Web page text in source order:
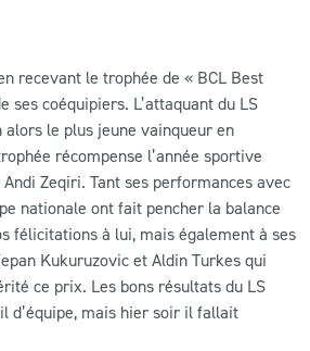
recevant le trophée de « BCL Best
ses coéquipiers. L’attaquant du LS
alors le plus jeune vainqueur en
récompense l’année sportive
Zeqiri. Tant ses performances avec
nationale ont fait pencher la balance
félicitations à lui, mais également à ses
Kukuruzovic et Aldin Turkes qui
ce prix. Les bons résultats du LS
d’équipe, mais hier soir il fallait